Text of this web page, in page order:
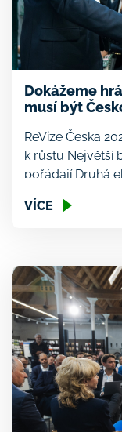
Dokážeme
musí být
ReVize Česka
k růstu Největší
pořádají Druhá
do Vindyšovy
sektoru
VÍCE